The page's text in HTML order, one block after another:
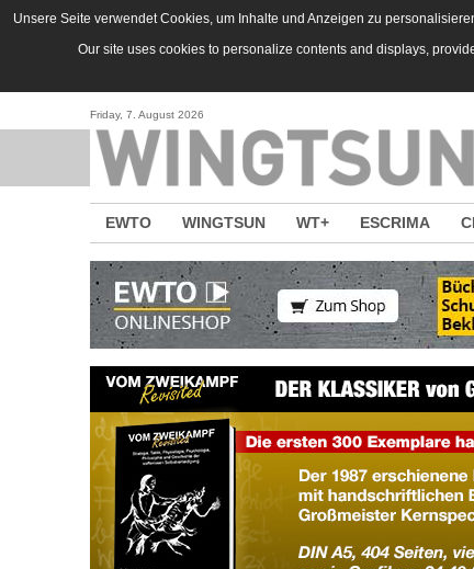
Direkt zum Inhalt
Unsere Seite verwendet Cookies, um Inhalte und Anzeigen zu
Our site uses cookies to personalize contents and displays,
Friday, 7. August 2026
EWTO WINGTSUN WT+ ESCRIMA